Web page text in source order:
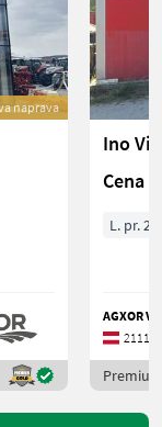
naprava
Ino
Cena
L. pr.
AGXOR
2111